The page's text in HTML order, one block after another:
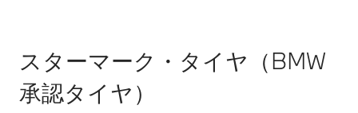
スターマーク・タイヤ（BMW
承認タイヤ）